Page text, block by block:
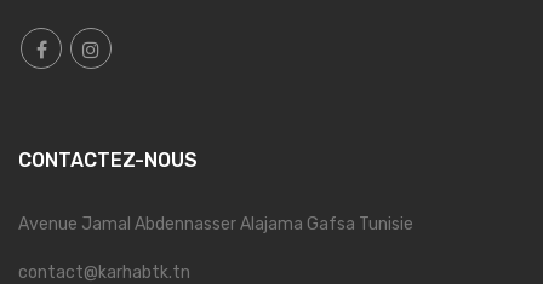
CONTACTEZ-NOUS
Avenue Jamal Abdennasser Alajama Gafsa Tunisie
contact@karhabtk.tn